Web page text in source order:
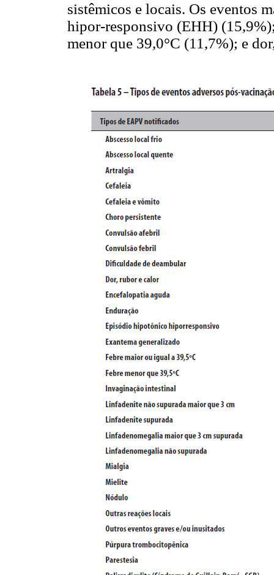
sistêmicos e locais. Os eventos
hipor-responsivo (EHH)
menor que 39,0°C (11,7%); e